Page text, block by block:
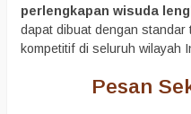
perlengkapan wisuda
dapat dibuat dengan
kompetitif di seluruh wilayah
Pesan